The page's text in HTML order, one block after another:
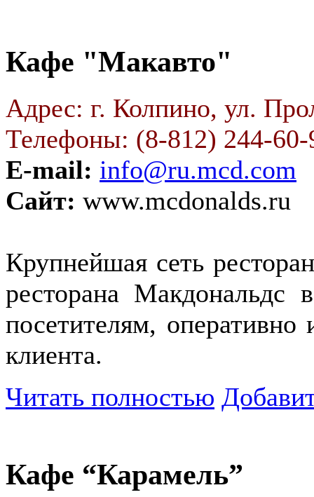
Кафе "Макавто"
Адрес: г. Колпино, ул.
Телефоны: (8-812) 244-60-
E-mail: info@ru.mcd.com
Сайт: www.mcdonalds.ru
Крупнейшая сеть
ресторана Макдональдс
посетителям,
клиента.
Читать полностью
Кафе “Карамель”